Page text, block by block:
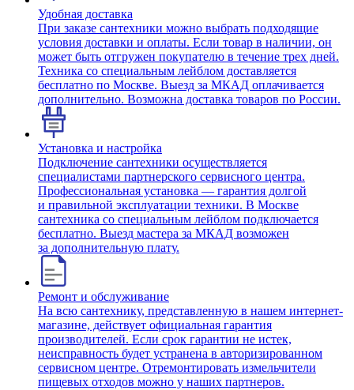
Удобная доставка
При заказе сантехники можно выбрать подходящие
условия доставки и оплаты. Если товар в наличии, он
может быть отгружен покупателю в течение трех дней.
Техника со специальным лейблом доставляется
бесплатно по Москве. Выезд за МКАД оплачивается
дополнительно. Возможна доставка товаров по России.
Установка и настройка
Подключение сантехники осуществляется
специалистами партнерского сервисного центра.
Профессиональная установка — гарантия долгой
и правильной эксплуатации техники. В Москве
сантехника со специальным лейблом подключается
бесплатно. Выезд мастера за МКАД возможен
за дополнительную плату.
Ремонт и обслуживание
На всю сантехнику, представленную в нашем интернет-
магазине, действует официальная гарантия
производителей. Если срок гарантии не истек,
неисправность будет устранена в авторизированном
сервисном центре. Отремонтировать измельчители
пищевых отходов можно у наших партнеров.